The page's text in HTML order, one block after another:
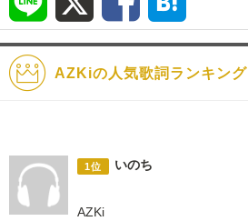
ク
ー
AZKiの人気歌詞ランキング
1位 いのち
AZKi